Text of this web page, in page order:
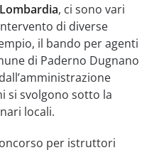
, ci sono vari
di diverse
il bando per agenti
di Paderno Dugnano
si svolgono sotto la
locali.
per istruttori